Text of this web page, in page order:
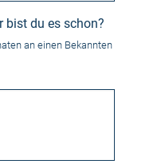
bist du es schon?
an einen Bekannten